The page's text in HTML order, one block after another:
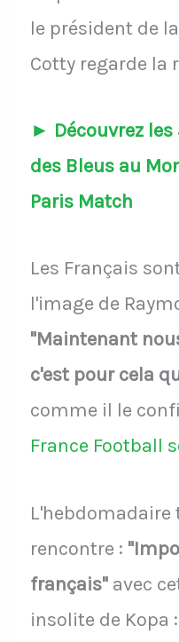
le président de
Cotty regarde la
► Découvrez
des Bleus au
Paris Match
Les Français
l'image de
"Maintenant
c'est pour cela
comme il le
France Football
rencontre :
français"avec
insolite de Kopa :